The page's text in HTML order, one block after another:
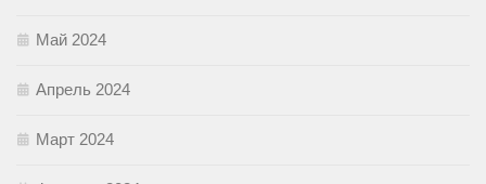
Май 2024
Апрель 2024
Март 2024